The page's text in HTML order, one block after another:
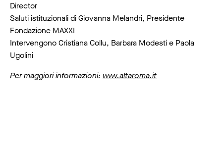
Director
Saluti istituzionali di Giovanna Melandri, Presidente
Fondazione MAXXI
Intervengono Cristiana Collu, Barbara Modesti e Paola
Ugolini
Per maggiori informazioni: www.altaroma.it